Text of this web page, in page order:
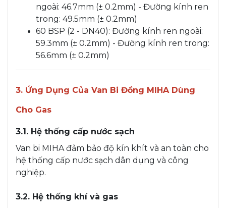
ngoài: 46.7mm (± 0.2mm) - Đường kính ren
trong: 49.5mm (± 0.2mm)
60 BSP (2 - DN40): Đường kính ren ngoài:
59.3mm (± 0.2mm) - Đường kính ren trong:
56.6mm (± 0.2mm)
3. Ứng Dụng Của Van Bi Đồng MIHA Dùng
Cho Gas
3.1. Hệ thống cấp nước sạch
Van bi MIHA đảm bảo độ kín khít và an toàn cho
hệ thống cấp nước sạch dân dụng và công
nghiệp.
3.2. Hệ thống khí và gas